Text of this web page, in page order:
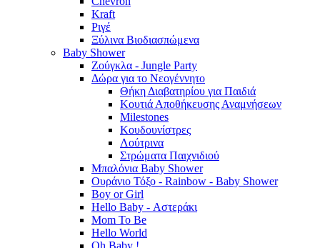
Kraft
Ριγέ
Ξύλινα Βιοδιασπώμενα
Baby Shower
Ζούγκλα - Jungle Party
Δώρα για το Νεογέννητο
Θήκη Διαβατηρίου για Παιδιά
Κουτιά Αποθήκευσης Αναμνήσεων
Milestones
Κουδουνίστρες
Λούτρινα
Στρώματα Παιχνιδιού
Μπαλόνια Baby Shower
Ουράνιο Τόξο - Rainbow - Baby Shower
Boy or Girl
Hello Baby - Αστεράκι
Mom To Be
Hello World
Oh Baby !